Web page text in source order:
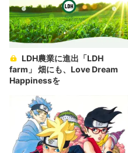
farm」 畑にも、Love Dream
Happinessを